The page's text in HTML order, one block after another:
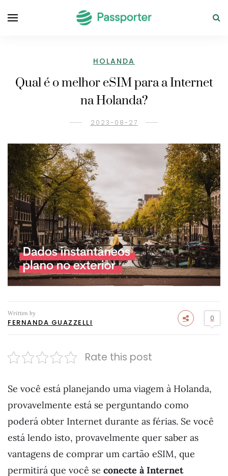
HOLANDA
Qual é o melhor eSIM para a Internet
na Holanda?
2023-08-27
Written by
FERNANDA GUAZZELLI 0
Rate this post
Se você está planejando uma viagem à Holanda,
provavelmente está se perguntando como
poderá obter Internet durante as férias. Se você
está lendo isto, provavelmente quer saber as
vantagens de comprar um cartão eSIM, que
permitirá que você se conecte à Internet